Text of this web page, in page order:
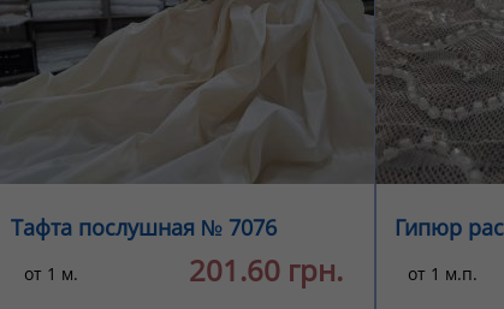
Тафта послушная № 7076
от 1 м. 201.60 грн.
Гипюр
от 1 м.п.